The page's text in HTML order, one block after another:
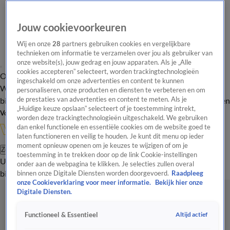
Overzicht Onze programma's Uitzendingen Onze gezichten
In de
WandelgangenInterviewsUitzending
bijwonenPodcastShopVeelgestelde vragenKijkersvraag insturen
Volg Vandaag Inside
Zoeken
UitzendingenVandaag InsideDe OranjezomerShopUitzending
bijwonen
Jouw cookievoorkeuren
Wij en onze28 partners gebruiken cookies en vergelijkbare
technieken om informatie te verzamelen over jou als gebruiker van
onze website(s), jouw gedrag en jouw apparaten. Als je „Alle
cookies accepteren” selecteert, worden trackingtechnologieën
ingeschakeld om onze advertenties en content te kunnen
personaliseren, onze producten en diensten te verbeteren en om
de prestaties van advertenties en content te meten. Als je
„Huidige keuze opslaan” selecteert of je toestemming intrekt,
worden deze trackingtechnologieën uitgeschakeld. We gebruiken
dan enkel functionele en essentiële cookies om de website goed te
laten functioneren en veilig te houden. Je kunt dit menu op ieder
moment opnieuw openen om je keuzes te wijzigen of om je
toestemming in te trekken door op de link Cookie-instellingen
onder aan de webpagina te klikken. Je selecties zullen overal
binnen onze Digitale Diensten worden doorgevoerd. Raadpleeg
onze Cookieverklaring voor meer informatie.
Bekijk hier onze
Digitale Diensten.
Functioneel & Essentieel Altijd actief